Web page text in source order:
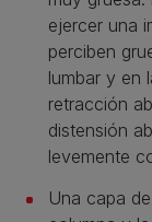
ejercer una
perciben
lumbar y en
retracción
distensión
levemente
Una capa